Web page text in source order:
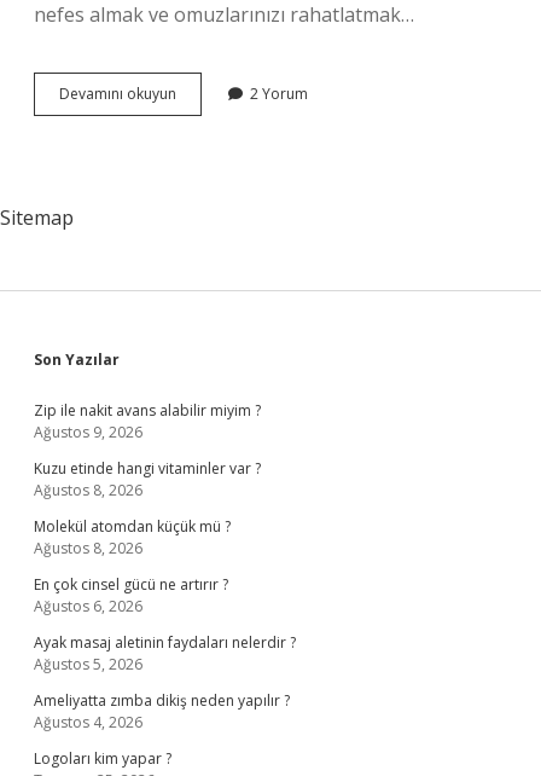
nefes almak ve omuzlarınızı rahatlatmak…
Devamını okuyun Anatomik
duruş
2 Yorum
Sitemap
Sidebar
Son Yazılar
Zip ile nakit avans alabilir miyim ?
Ağustos 9, 2026
Kuzu etinde hangi vitaminler var ?
Ağustos 8, 2026
Molekül atomdan küçük mü ?
Ağustos 8, 2026
En çok cinsel gücü ne artırır ?
Ağustos 6, 2026
Ayak masaj aletinin faydaları nelerdir ?
Ağustos 5, 2026
Ameliyatta zımba dikiş neden yapılır ?
Ağustos 4, 2026
Logoları kim yapar ?